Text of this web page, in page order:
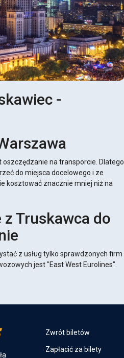
-
na transporcie. Dlatego
do miejsca docelowego i ze
kosztować znacznie mniej niż na
Truskawca do
z usług tylko sprawdzonych firm
jest "East West Eurolines".
Zwrót biletów
Zapłacić za bilety